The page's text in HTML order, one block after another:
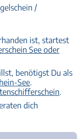
/
ist, startest
See oder
benötigst Du als
See.
.
dich